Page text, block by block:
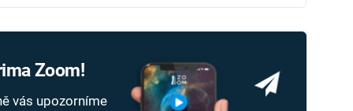
Zoom!
vás upozorníme